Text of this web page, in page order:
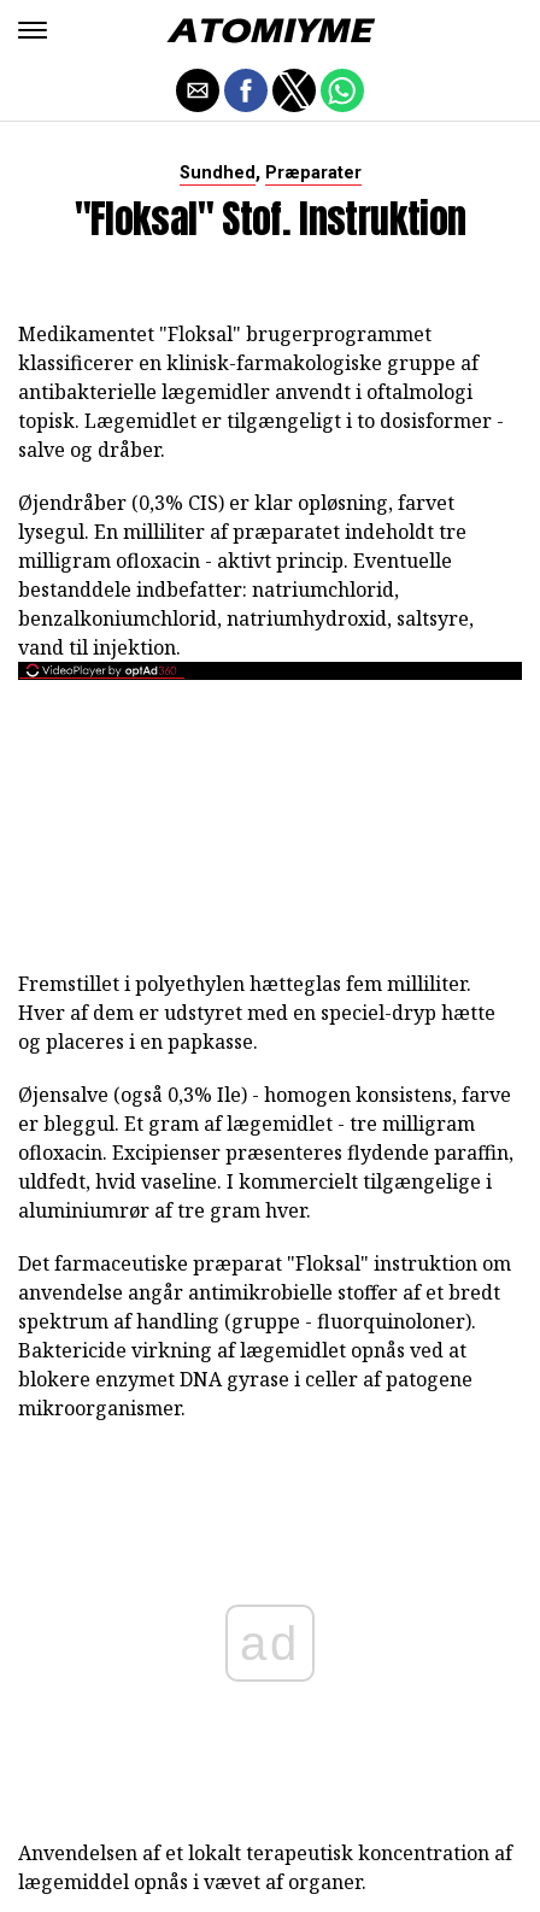
Sundhed, Præparater
"Floksal" Stof. Instruktion
Medikamentet "Floksal" brugerprogrammet
klassificerer en klinisk-farmakologiske gruppe af
antibakterielle lægemidler anvendt i oftalmologi
topisk. Lægemidlet er tilgængeligt i to dosisformer -
salve og dråber.
Øjendråber (0,3% CIS) er klar opløsning, farvet
lysegul. En milliliter af præparatet indeholdt tre
milligram ofloxacin - aktivt princip. Eventuelle
bestanddele indbefatter: natriumchlorid,
benzalkoniumchlorid, natriumhydroxid, saltsyre,
vand til injektion.
Fremstillet i polyethylen hætteglas fem milliliter.
Hver af dem er udstyret med en speciel-dryp hætte
og placeres i en papkasse.
Øjensalve (også 0,3% Ile) - homogen konsistens, farve
er bleggul. Et gram af lægemidlet - tre milligram
ofloxacin. Excipienser præsenteres flydende paraffin,
uldfedt, hvid vaseline. I kommercielt tilgængelige i
aluminiumrør af tre gram hver.
Det farmaceutiske præparat "Floksal" instruktion om
anvendelse angår antimikrobielle stoffer af et bredt
spektrum af handling (gruppe - fluorquinoloner).
Baktericide virkning af lægemidlet opnås ved at
blokere enzymet DNA gyrase i celler af patogene
mikroorganismer.
ad
Anvendelsen af et lokalt terapeutisk koncentration af
lægemiddel opnås i vævet af organer.